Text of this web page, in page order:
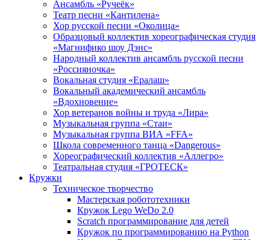
Ансамбль «Ручеёк»
Театр песни «Кантилена»
Хор русской песни «Околица»
Образцовый коллектив хореографическая студия
«Магнифико шоу Дэнс»
Народный коллектив ансамбль русской песни
«Россияночка»
Вокальная студия «Ералаш»
Вокальный академический ансамбль
«Вдохновение»
Хор ветеранов войны и труда «Лира»
Музыкальная группа «Стаи»
Музыкальная группа ВИА «FFA»
Школа современного танца «Dangerous»
Хореографический коллектив «Аллегро»
Театральная студия «ГРОТЕСК»
Кружки
Техническое творчество
Мастерская робототехники
Кружок Lego WeDo 2.0
Scratch программирование для детей
Кружок по программированию на Python